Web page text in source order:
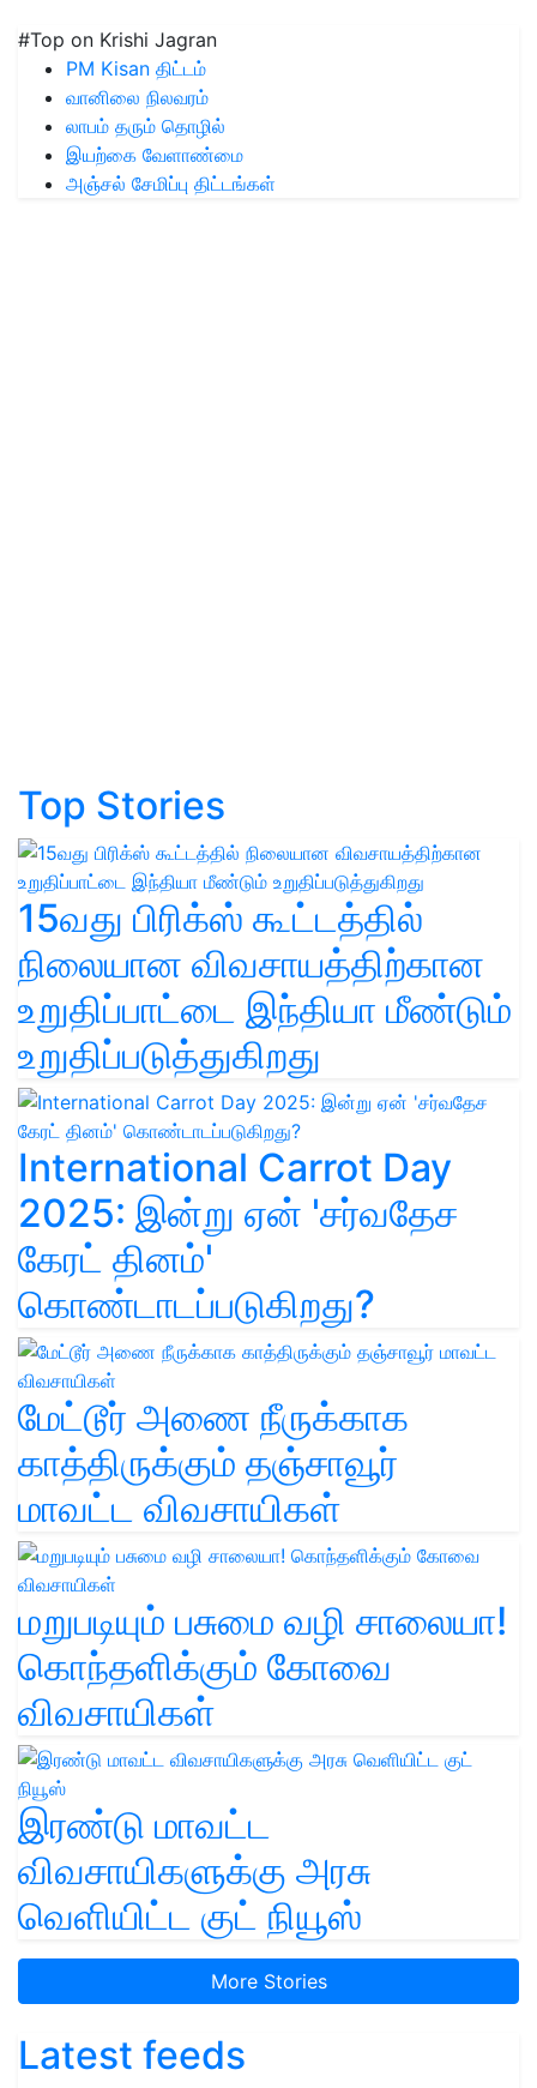
#Top on Krishi Jagran
PM Kisan திட்டம்
வானிலை நிலவரம்
லாபம் தரும் தொழில்
இயற்கை வேளாண்மை
அஞ்சல் சேமிப்பு திட்டங்கள்
Top Stories
15வது பிரிக்ஸ் கூட்டத்தில்
நிலையான விவசாயத்திற்கான
உறுதிப்பாட்டை இந்தியா மீண்டும்
உறுதிப்படுத்துகிறது
International Carrot Day
2025: இன்று ஏன் 'சர்வதேச
கேரட் தினம்'
கொண்டாடப்படுகிறது?
மேட்டூர் அணை நீருக்காக
காத்திருக்கும் தஞ்சாவூர்
மாவட்ட விவசாயிகள்
மறுபடியும் பசுமை வழி சாலையா!
கொந்தளிக்கும் கோவை
விவசாயிகள்
இரண்டு மாவட்ட
விவசாயிகளுக்கு அரசு
வெளியிட்ட குட் நியூஸ்
More Stories
Latest feeds